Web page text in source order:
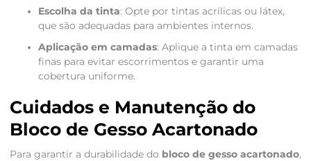
Escolha da tinta: Opte por tintas acrílicas ou látex,
que são adequadas para ambientes internos.
Aplicação em camadas: Aplique a tinta em camadas
finas para evitar escorrimentos e garantir uma
cobertura uniforme.
Cuidados e Manutenção do
Bloco de Gesso Acartonado
Para garantir a durabilidade do bloco de gesso acartonado,